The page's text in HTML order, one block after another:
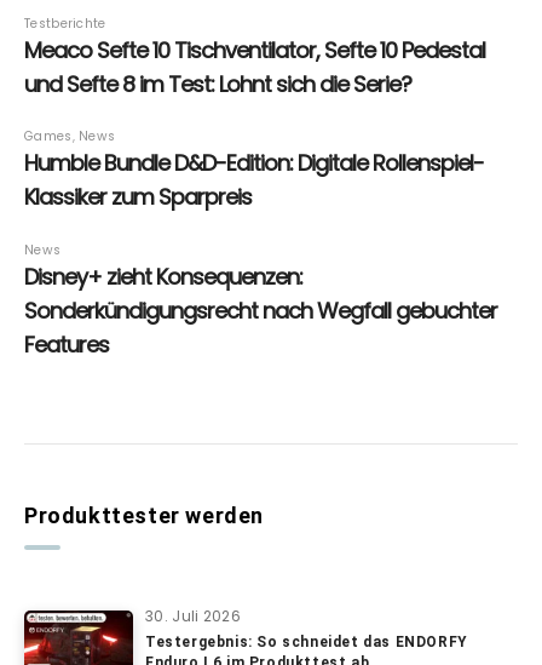
Produkttester werden
30. Juli 2026
Testergebnis: So schneidet das ENDORFY